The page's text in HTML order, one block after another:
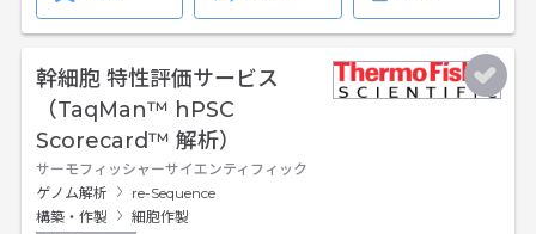
幹細胞 特性評価サービス
（TaqMan™ hPSC
Scorecard™ 解析）
サーモフィッシャーサイエンティフィック
ゲノム解析
re-Sequence
構築・作製
細胞作製